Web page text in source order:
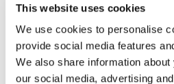
This website uses cookies
We use cookies to personalise
provide social media features
We also share information
our social media, advertising
Cosa ti piace leggere?
Articoli dedicati alla
Articoli dedicati a inglese nel